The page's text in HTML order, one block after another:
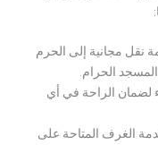
نقل مجانية إلى الحرم
الحرام.
لضمان الراحة في أي
الغرف المتاحة على